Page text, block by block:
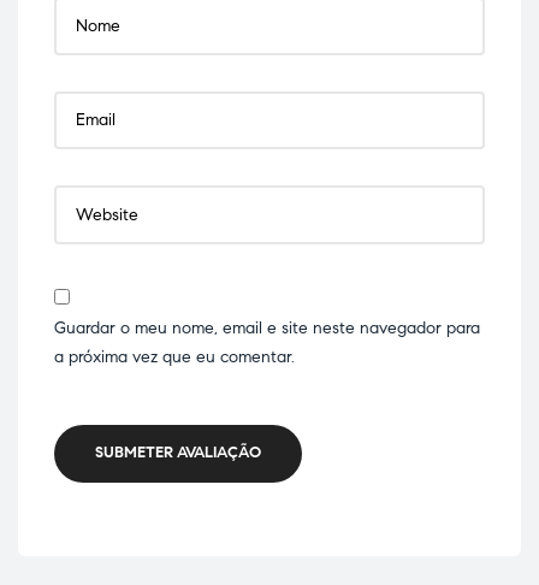
Guardar o meu nome, email e site neste navegador para
a próxima vez que eu comentar.
SUBMETER AVALIAÇÃO